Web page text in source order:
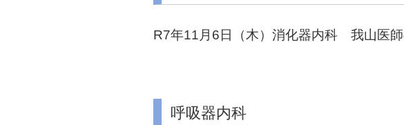
R7年11月6日（木）消化器内科 我山医師
呼吸器内科